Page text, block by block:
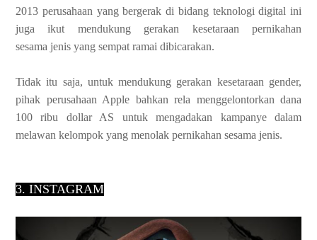
2013 perusahaan yang bergerak di bidang teknologi digital ini
juga ikut mendukung gerakan kesetaraan pernikahan
sesama jenis yang sempat ramai dibicarakan.
Tidak itu saja, untuk mendukung gerakan kesetaraan gender,
pihak perusahaan Apple bahkan rela menggelontorkan dana
100ribu dollar AS untuk mengadakan kampanye dalam
melawan kelompok yang menolak pernikahan sesama jenis.
3. INSTAGRAM